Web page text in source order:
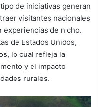
de iniciativas generan
visitantes nacionales
experiencias de nicho.
de Estados Unidos,
lo cual refleja la
y el impacto
rurales.